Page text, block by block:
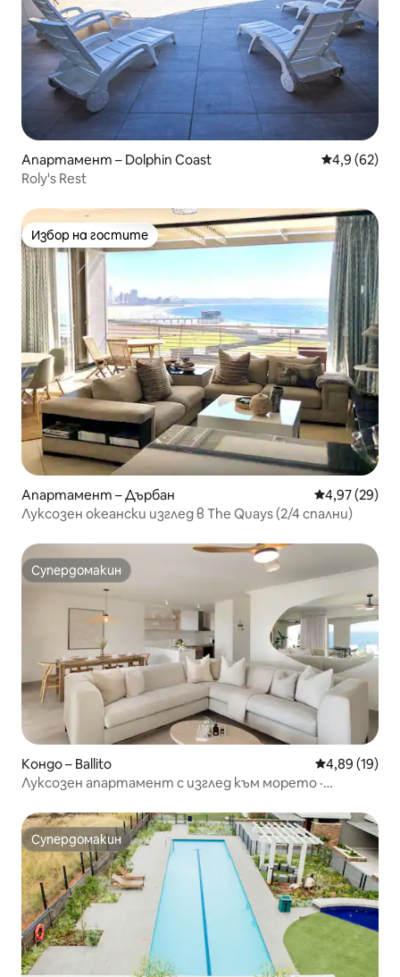
Апартамент – Dolphin Coast Средна
4,9 (62)
Roly's Rest
Избор на гостите
Избор на гостите
Апартамент – Дърбан Средна
4,97 (29)
Луксозен океански изглед в The Quays (2/4 спални)
Супердомакин
Супердомакин
Кондо – Ballito Средна
4,89 (19)
Луксозен апартамент с изглед към морето ·
Супердомакин
Супердомакин